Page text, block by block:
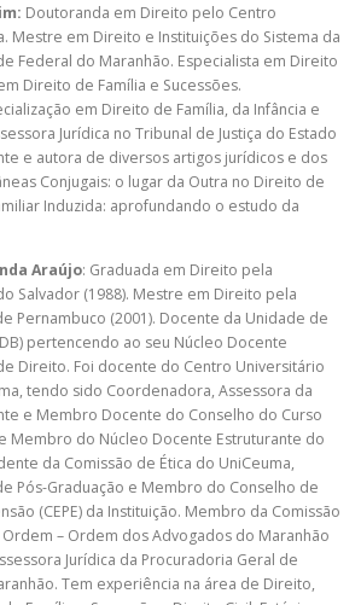
Doutoranda em Direito pelo Centro
Mestre em Direito e Instituições do Sistema da
Federal do Maranhão. Especialista em Direito
Direito de Família e Sucessões.
em Direito de Família, da Infância e
Jurídica no Tribunal de Justiça do Estado
e autora de diversos artigos jurídicos e dos
Conjugais: o lugar da Outra no Direito de
Induzida: aprofundando o estudo da
Araújo: Graduada em Direito pela
Salvador (1988). Mestre em Direito pela
Pernambuco (2001). Docente da Unidade de
pertencendo ao seu Núcleo Docente
Direito. Foi docente do Centro Universitário
tendo sido Coordenadora, Assessora da
e Membro Docente do Conselho do Curso
Membro do Núcleo Docente Estruturante do
da Comissão de Ética do UniCeuma,
Pós-Graduação e Membro do Conselho de
(CEPE) da Instituição. Membro da Comissão
– Ordem dos Advogados do Maranhão
Jurídica da Procuradoria Geral de
Tem experiência na área de Direito,